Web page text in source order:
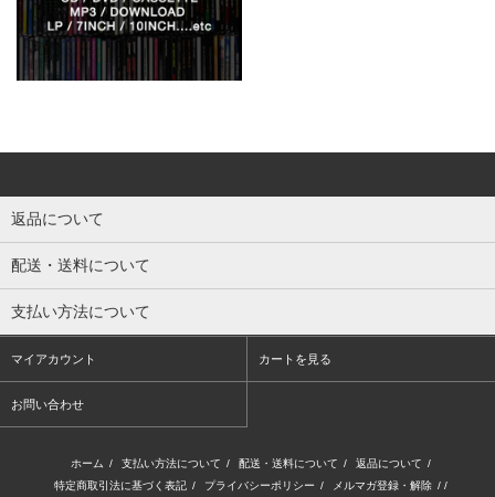
返品について
配送・送料について
支払い方法について
マイアカウント カートを見る
お問い合わせ
ホーム / 支払い方法について / 配送・送料について / 返品について /
特定商取引法に基づく表記 / プライバシーポリシー / メルマガ登録・解除 / /